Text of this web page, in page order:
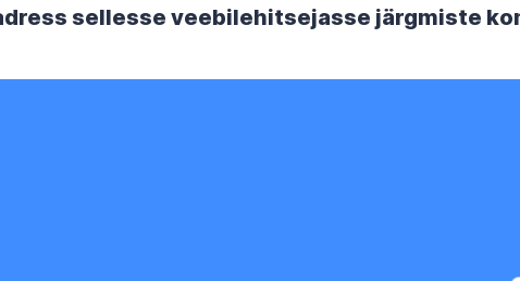
sellesse veebilehitsejasse järgmiste